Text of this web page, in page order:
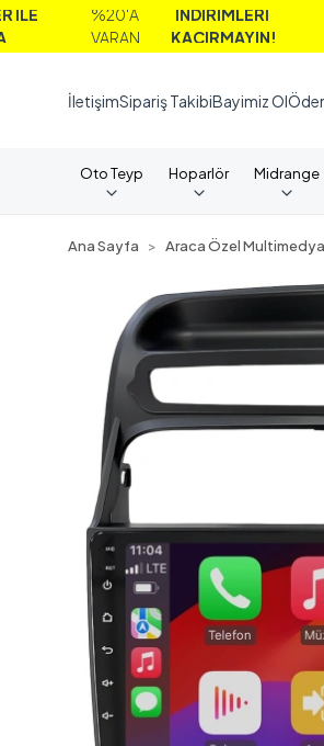
%20'A
İNDİRİMLERİ
KAÇIRMAYIN!
İletişimSipariş TakibiBayimiz Ol
Oto Teyp Hoparlör Midrange
Ana Sayfa Araca Özel